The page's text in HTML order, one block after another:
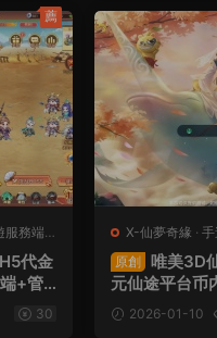
服務端·
代金
+管
+簡易
30
薦
X-仙夢奇緣 ·
原創
唯美3D
元仙途平台币
務端+管理後
台+安卓+視頻
2026-01-10